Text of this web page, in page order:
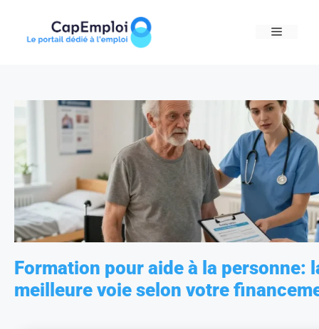
content
MENU
Formation pour aide à la personne:
meilleure voie selon votre